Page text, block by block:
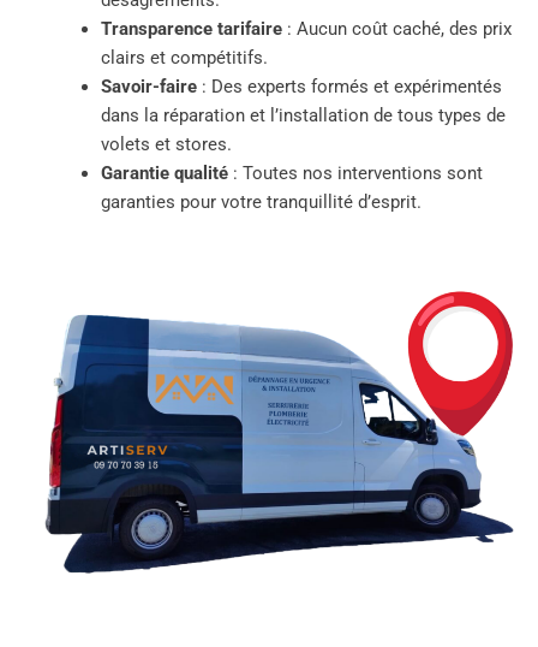
Transparence tarifaire: Aucun coût caché, des prix
clairs et compétitifs.
Savoir-faire: Des experts formés et expérimentés
dans la réparation et l’installation de tous types de
volets et stores.
Garantie qualité: Toutes nos interventions sont
garanties pour votre tranquillité d’esprit.